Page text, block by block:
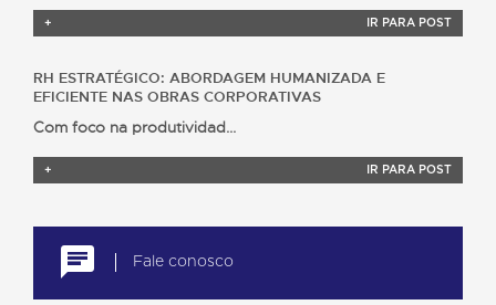
+ IR PARA POST
RH ESTRATÉGICO: ABORDAGEM HUMANIZADA E
EFICIENTE NAS OBRAS CORPORATIVAS
Com foco na produtividad...
+ IR PARA POST
Fale conosco